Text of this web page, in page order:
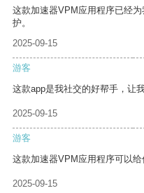
这款加速器VPM应用程序已经
护。
2025-09-15
游客
这款app是我社交的好帮手，让
2025-09-15
游客
这款加速器VPM应用程序可以给
2025-09-15